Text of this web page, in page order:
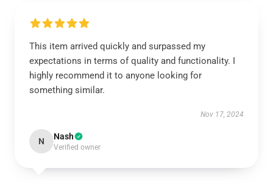
This item arrived quickly and surpassed my
expectations in terms of quality and functionality. I
highly recommend it to anyone looking for
something similar.
Nov 17, 2024
N Nash
Verified owner